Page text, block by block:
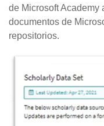
de Microsoft Academy
documentos de
repositorios.